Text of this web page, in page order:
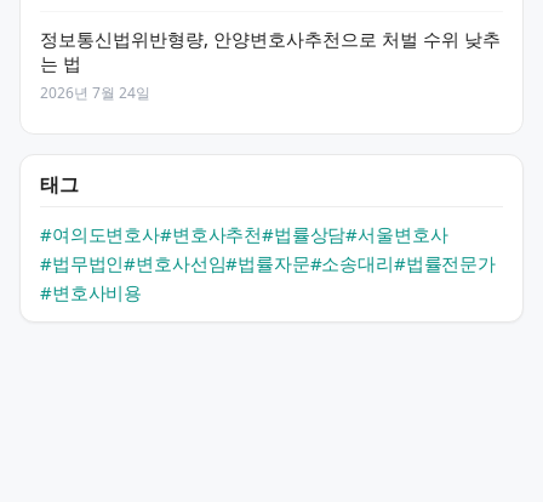
정보통신법위반형량, 안양변호사추천으로 처벌 수위 낮추
는 법
2026년 7월 24일
태그
#여의도변호사#변호사추천#법률상담#서울변호사
#법무법인#변호사선임#법률자문#소송대리#법률전문가
#변호사비용